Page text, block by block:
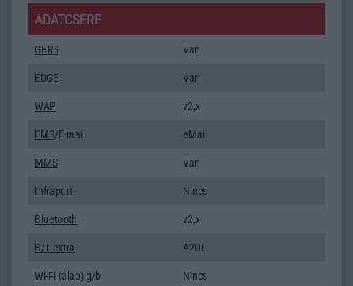
ADATCSERE
GPRS Van
EDGE Van
WAP v2,x
EMS/E-mail eMail
MMS Van
Infraport Nincs
Bluetooth v2,x
B/T extra A2DP
Wi-Fi (alap) g/b Nincs